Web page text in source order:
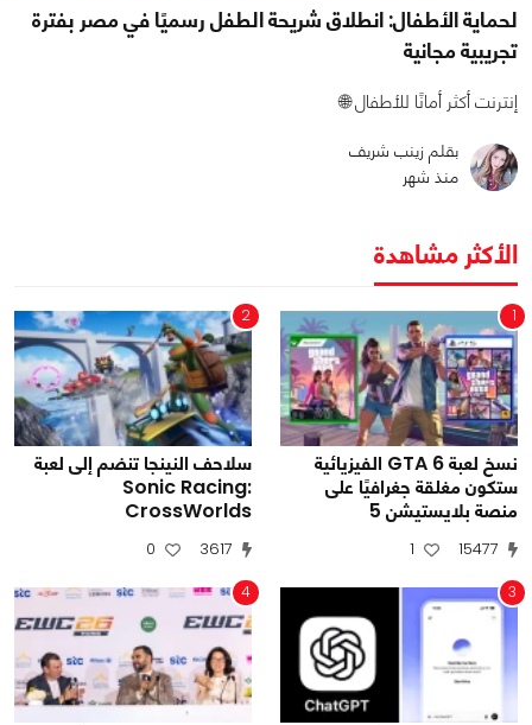
لحماية الأطفال: انطلاق شريحة الطفل رسميًا في مصر بفترة
تجريبية مجانية
إنترنت أكثر أمانًا للأطفال 🌐
بقلم زينب شريف
منذ شهر
الأكثر مشاهدة
1
نسخ لعبة GTA 6 الفيزيائية
ستكون مغلقة جغرافيًا على
منصة بلايستيشن 5
15477
1
2
سلاحف النينجا تنضم إلى لعبة
Sonic Racing:
CrossWorlds
3617
0
3
4